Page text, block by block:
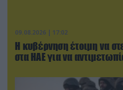
09.08.2026 | 17:02
Η κυβέρνηση έτοιμη να
στα ΗΑΕ για να